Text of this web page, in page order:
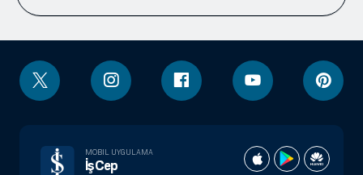
MOBIL UYGULAMA
İşCep